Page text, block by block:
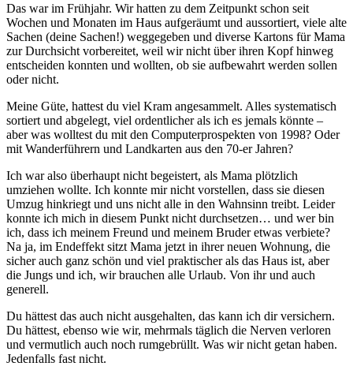
Das war im Frühjahr. Wir hatten zu dem Zeitpunkt schon seit
Wochen und Monaten im Haus aufgeräumt und aussortiert, viele alte
Sachen (deine Sachen!) weggegeben und diverse Kartons für Mama
zur Durchsicht vorbereitet, weil wir nicht über ihren Kopf hinweg
entscheiden konnten und wollten, ob sie aufbewahrt werden sollen
oder nicht.
Meine Güte, hattest du viel Kram angesammelt. Alles systematisch
sortiert und abgelegt, viel ordentlicher als ich es jemals könnte –
aber was wolltest du mit den Computerprospekten von 1998? Oder
mit Wanderführern und Landkarten aus den 70-er Jahren?
Ich war also überhaupt nicht begeistert, als Mama plötzlich
umziehen wollte. Ich konnte mir nicht vorstellen, dass sie diesen
Umzug hinkriegt und uns nicht alle in den Wahnsinn treibt. Leider
konnte ich mich in diesem Punkt nicht durchsetzen… und wer bin
ich, dass ich meinem Freund und meinem Bruder etwas verbiete?
Na ja, im Endeffekt sitzt Mama jetzt in ihrer neuen Wohnung, die
sicher auch ganz schön und viel praktischer als das Haus ist, aber
die Jungs und ich, wir brauchen alle Urlaub. Von ihr und auch
generell.
Du hättest das auch nicht ausgehalten, das kann ich dir versichern.
Du hättest, ebenso wie wir, mehrmals täglich die Nerven verloren
und vermutlich auch noch rumgebrüllt. Was wir nicht getan haben.
Jedenfalls fast nicht.